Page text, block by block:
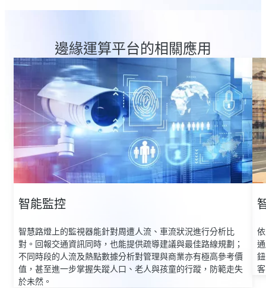
邊緣運算平台的相關應用
智能監控
智慧路燈上的監視器能針對周遭人流、車流狀況進行分析比
對。回報交通資訊同時，也能提供疏導建議與最佳路線規劃；
不同時段的人流及熱點數據分析對管理與商業亦有極高參考價
值，甚至進一步掌握失蹤人口、老人與孩童的行蹤，防範走失
於未然。